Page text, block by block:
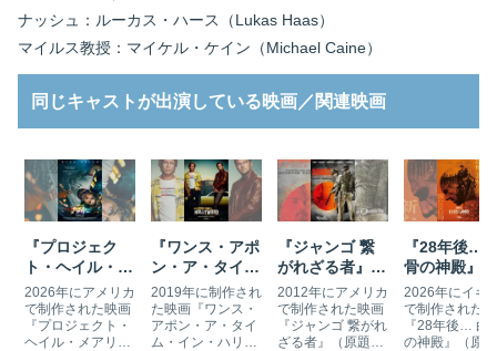
ナッシュ：ルーカス・ハース（Lukas Haas）
マイルス教授：マイケル・ケイン（Michael Caine）
同じキャストが出演している映画／関連映画
『プロジェク
ト・ヘイル・メ
アリー』の挿入
曲とサントラ
2026年にアメリカ
で制作された映画
『プロジェクト・
ヘイル・メアリ
『ワンス・アポ
ン・ア・タイ
ム・イン・ハリ
ウッド』の挿入
曲とサントラ
2019年に制作され
た映画『ワンス・
アポン・ア・タイ
ム・イン・ハリウ
『ジャンゴ 繋
がれざる者』の
挿入曲とサント
ラ
2012年にアメリカ
で制作された映画
『ジャンゴ 繋がれ
ざる者』（原題：
『28年後…
骨の神殿』
入曲とサン
2026年にイギ
で制作された
『28年後… 白
の神殿』（原